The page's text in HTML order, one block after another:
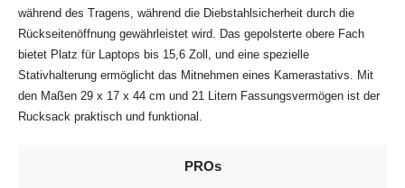
während des Tragens, während die Diebstahlsicherheit durch die
Rückseitenöffnung gewährleistet wird. Das gepolsterte obere Fach
bietet Platz für Laptops bis 15,6 Zoll, und eine spezielle
Stativhalterung ermöglicht das Mitnehmen eines Kamerastativs. Mit
den Maßen 29 x 17 x 44 cm und 21 Litern Fassungsvermögen ist der
Rucksack praktisch und funktional.
PROs